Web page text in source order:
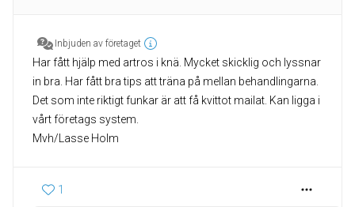
Inbjuden av företaget
Har fått hjälp med artros i knä. Mycket skicklig och lyssnar
in bra. Har fått bra tips att träna på mellan behandlingarna.
Det som inte riktigt funkar är att få kvittot mailat. Kan ligga i
vårt företags system.
Mvh/Lasse Holm
1